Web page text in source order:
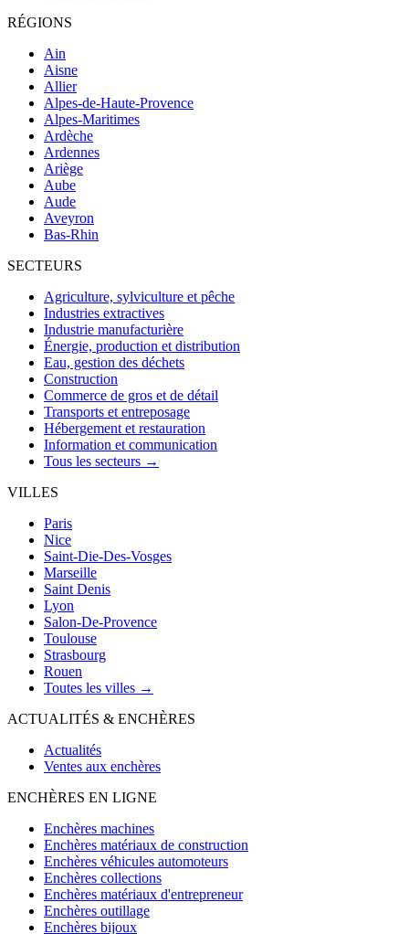
RÉGIONS
Ain
Aisne
Allier
Alpes-de-Haute-Provence
Alpes-Maritimes
Ardèche
Ardennes
Ariège
Aube
Aude
Aveyron
Bas-Rhin
SECTEURS
Agriculture, sylviculture et pêche
Industries extractives
Industrie manufacturière
Énergie, production et distribution
Eau, gestion des déchets
Construction
Commerce de gros et de détail
Transports et entreposage
Hébergement et restauration
Information et communication
Tous les secteurs →
VILLES
Paris
Nice
Saint-Die-Des-Vosges
Marseille
Saint Denis
Lyon
Salon-De-Provence
Toulouse
Strasbourg
Rouen
Toutes les villes →
ACTUALITÉS & ENCHÈRES
Actualités
Ventes aux enchères
ENCHÈRES EN LIGNE
Enchères machines
Enchères matériaux de construction
Enchères véhicules automoteurs
Enchères collections
Enchères matériaux d'entrepreneur
Enchères outillage
Enchères bijoux